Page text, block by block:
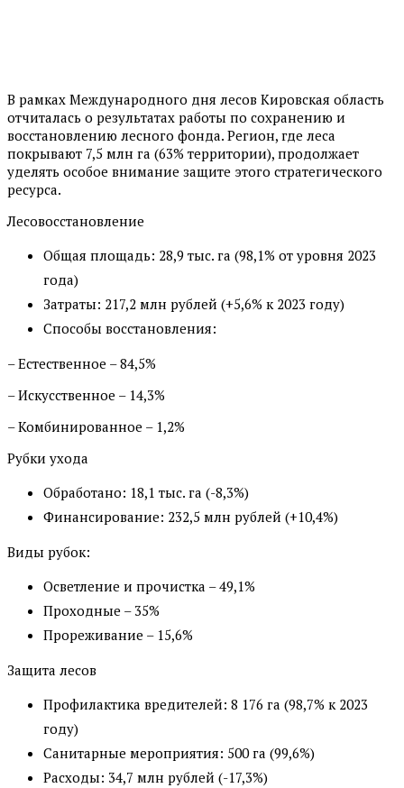
В рамках Международного дня лесов Кировская область
отчиталась о результатах работы по сохранению и
восстановлению лесного фонда. Регион, где леса
покрывают 7,5 млн га (63% территории), продолжает
уделять особое внимание защите этого стратегического
ресурса.
Лесовосстановление
Общая площадь: 28,9 тыс. га (98,1% от уровня 2023
года)
Затраты: 217,2 млн рублей (+5,6% к 2023 году)
Способы восстановления:
– Естественное – 84,5%
– Искусственное – 14,3%
– Комбинированное – 1,2%
Рубки ухода
Обработано: 18,1 тыс. га (-8,3%)
Финансирование: 232,5 млн рублей (+10,4%)
Виды рубок:
Осветление и прочистка – 49,1%
Проходные – 35%
Прореживание – 15,6%
Защита лесов
Профилактика вредителей: 8 176 га (98,7% к 2023
году)
Санитарные мероприятия: 500 га (99,6%)
Расходы: 34,7 млн рублей (-17,3%)